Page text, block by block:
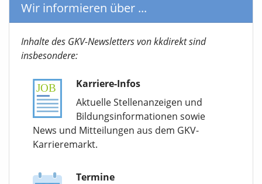
Wir informieren über ...
Inhalte des GKV-Newsletters von kkdirekt sind
insbesondere:
Karriere-Infos
Aktuelle Stellenanzeigen und
Bildungsinformationen sowie
News und Mitteilungen aus dem GKV-
Karrieremarkt.
Termine